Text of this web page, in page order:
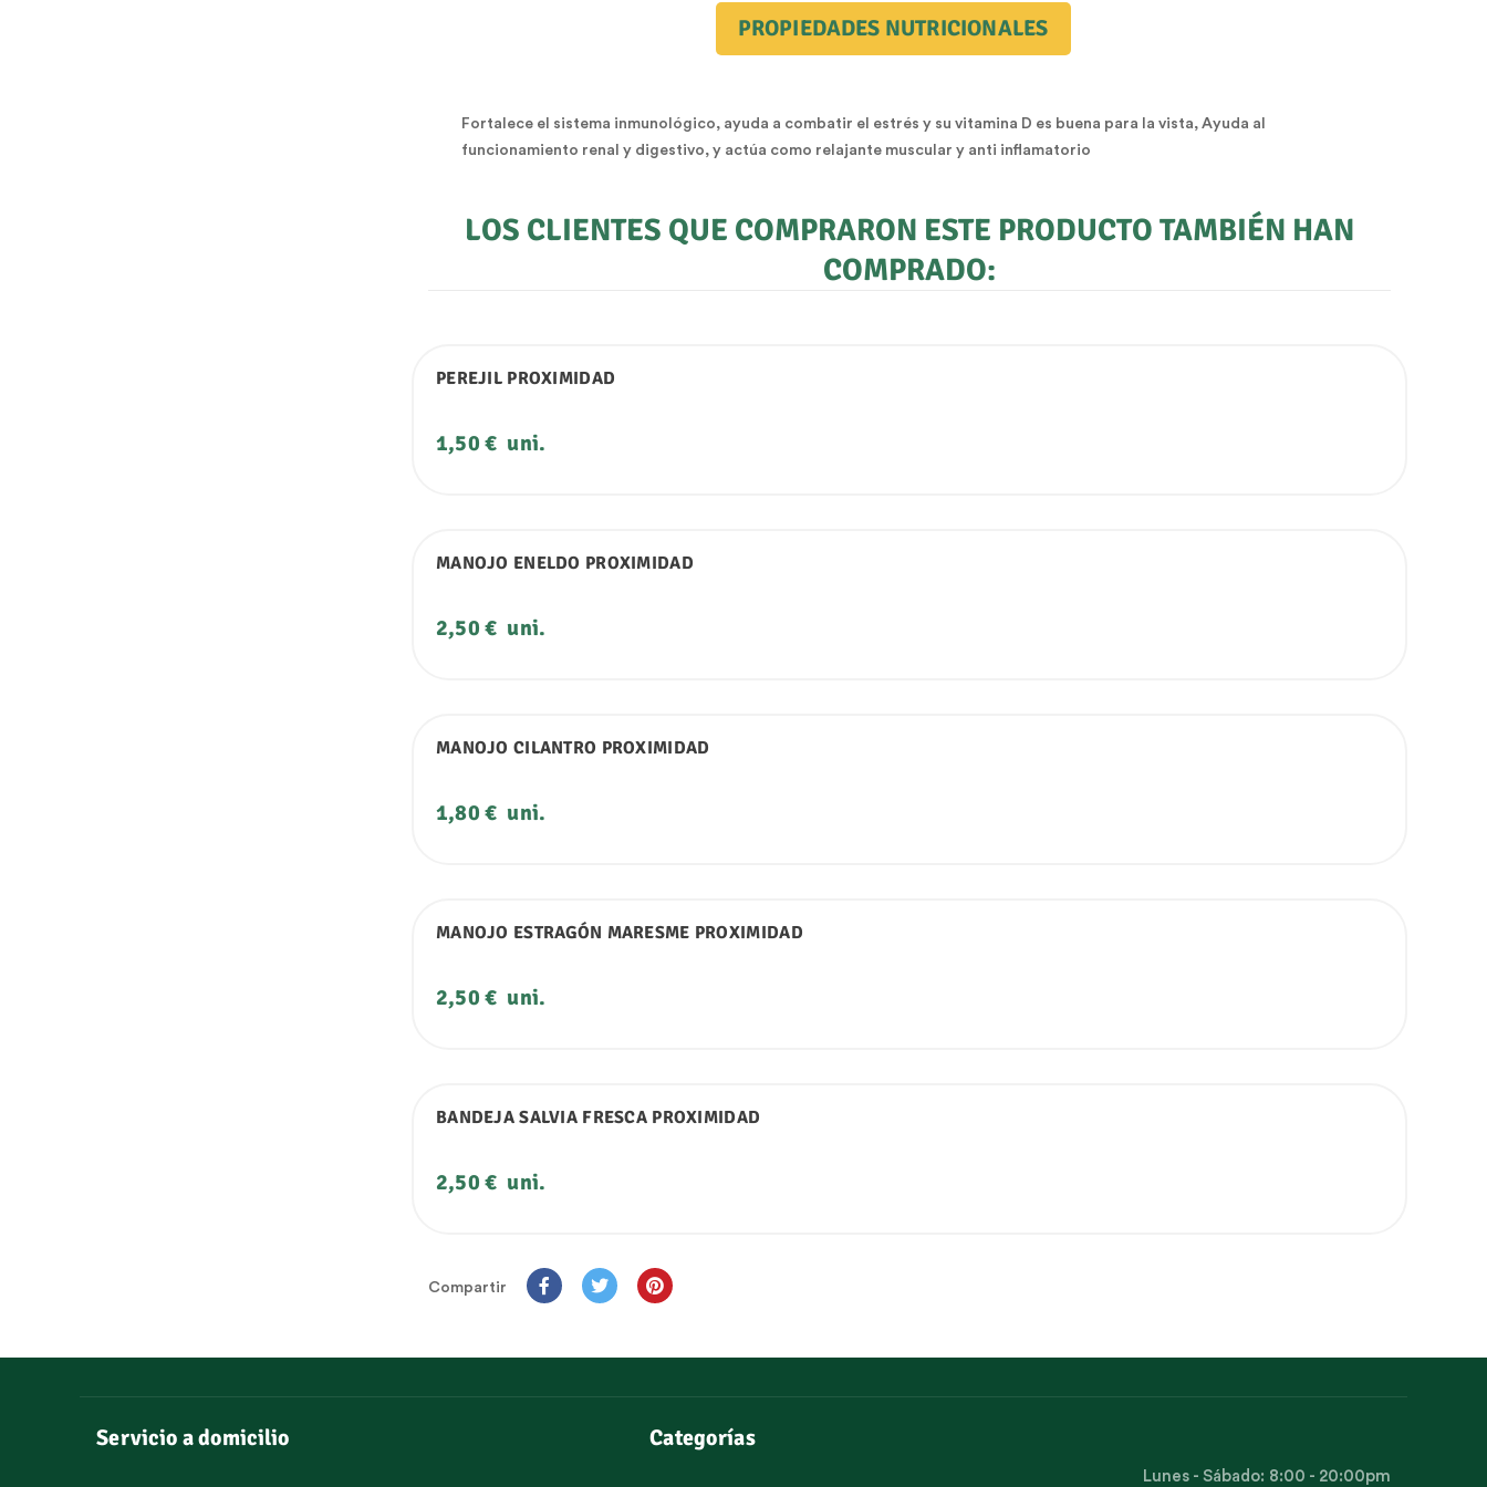
PROPIEDADES NUTRICIONALES
Fortalece el sistema inmunológico, ayuda a combatir el estrés y su vitamina D es buena para la vista, Ayuda al
funcionamiento renal y digestivo, y actúa como relajante muscular y anti inflamatorio
LOS CLIENTES QUE COMPRARON ESTE PRODUCTO TAMBIÉN HAN
COMPRADO:
PEREJIL PROXIMIDAD
Precio
1,50 € uni.
MANOJO ENELDO PROXIMIDAD
Precio
2,50 € uni.
MANOJO CILANTRO PROXIMIDAD
Precio
1,80 € uni.
MANOJO ESTRAGÓN MARESME PROXIMIDAD
Precio
2,50 € uni.
BANDEJA SALVIA FRESCA PROXIMIDAD
Precio
2,50 € uni.
Compartir
Servicio a domicilio Categorías
Lunes - Sábado: 8:00 - 20:00pm